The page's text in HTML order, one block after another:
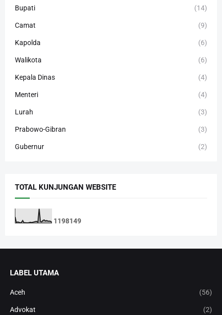
Bupati (14)
Camat (9)
Kapolda (6)
Walikota (6)
Kepala Dinas (4)
Menteri (4)
Lurah (3)
Prabowo-Gibran (3)
Gubernur (2)
TOTAL KUNJUNGAN WEBSITE
1198149
LABEL UTAMA
Aceh (56)
Advokat (2)